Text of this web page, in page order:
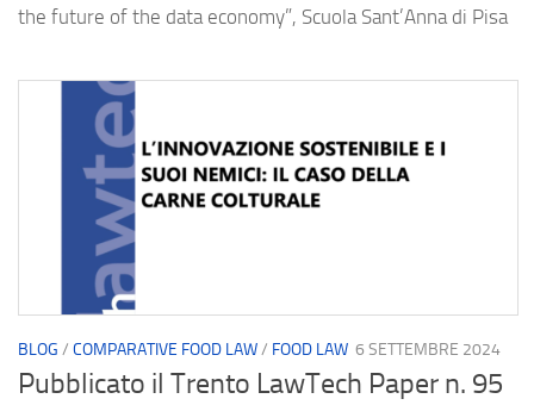
the future of the data economy”, Scuola Sant’Anna di Pisa
BLOG / COMPARATIVE FOOD LAW/ FOOD LAW 6 SETTEMBRE 2024
Pubblicato il Trento LawTech Paper n. 95